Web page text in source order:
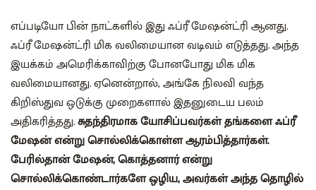
எப்படியோ பின் நாட்களில் இது ஃப்ரீ மேஷன்ட்ரி ஆனது.
ஃப்ரீ மேஷன்ட்ரி மிக வலிமையான வடிவம் எடுத்தது. அந்த
இயக்கம் அமெரிக்காவிற்கு போனபோது மிக மிக
வலிமையானது. ஏனென்றால், அங்கே நிலவி வந்த
கிறிஸ்துவ ஒடுக்கு முறைகளால் இதனுடைய பலம்
அதிகரித்தது.சுதந்திரமாக யோசிப்பவர்கள் தங்களை ஃப்ரீ
மேஷன் என்று சொல்லிக்கொள்ள ஆரம்பித்தார்கள்.
பேரில்தான் மேஷன், கொத்தனார் என்று
சொல்லிக்கொண்டார்களே ஒழிய, அவர்கள் அந்த தொழில்